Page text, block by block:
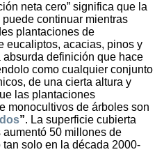
neta cero” significa que la
continuar mientras
plantaciones de
eucaliptos, acacias, pinos y
definición que hace
como cualquier conjunto
de una cierta altura y
las plantaciones
monocultivos de árboles son
”. La superficie cubierta
50 millones de
solo en la década 2000-